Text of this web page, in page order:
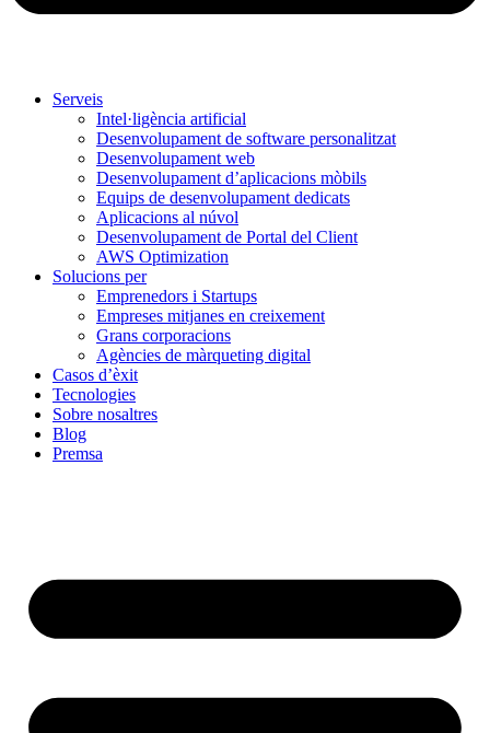
Serveis
Intel·ligència artificial
Desenvolupament de software personalitzat
Desenvolupament web
Desenvolupament d’aplicacions mòbils
Equips de desenvolupament dedicats
Aplicacions al núvol
Desenvolupament de Portal del Client
AWS Optimization
Solucions per
Emprenedors i Startups
Empreses mitjanes en creixement
Grans corporacions
Agències de màrqueting digital
Casos d’èxit
Tecnologies
Sobre nosaltres
Blog
Premsa